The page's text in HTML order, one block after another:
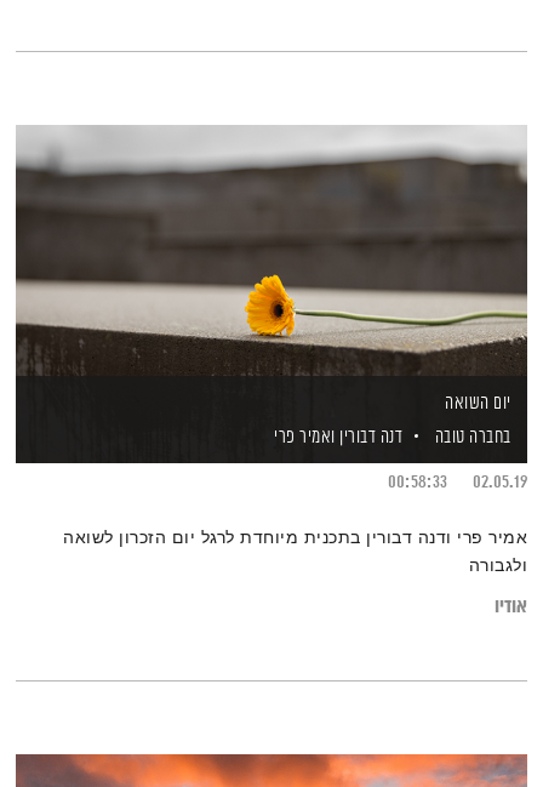
יום השואה
בחברה טובה
דנה דבורין ואמיר פרי
02.05.19
00:58:33
אמיר פרי ודנה דבורין בתכנית מיוחדת לרגל יום הזכרון לשואה
ולגבורה
אודיו